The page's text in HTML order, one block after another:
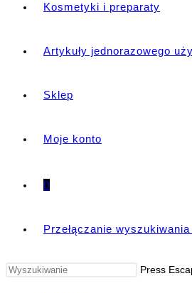
Kosmetyki i preparaty
Artykuły jednorazowego
Sklep
Moje konto
0
Przełączanie
Press